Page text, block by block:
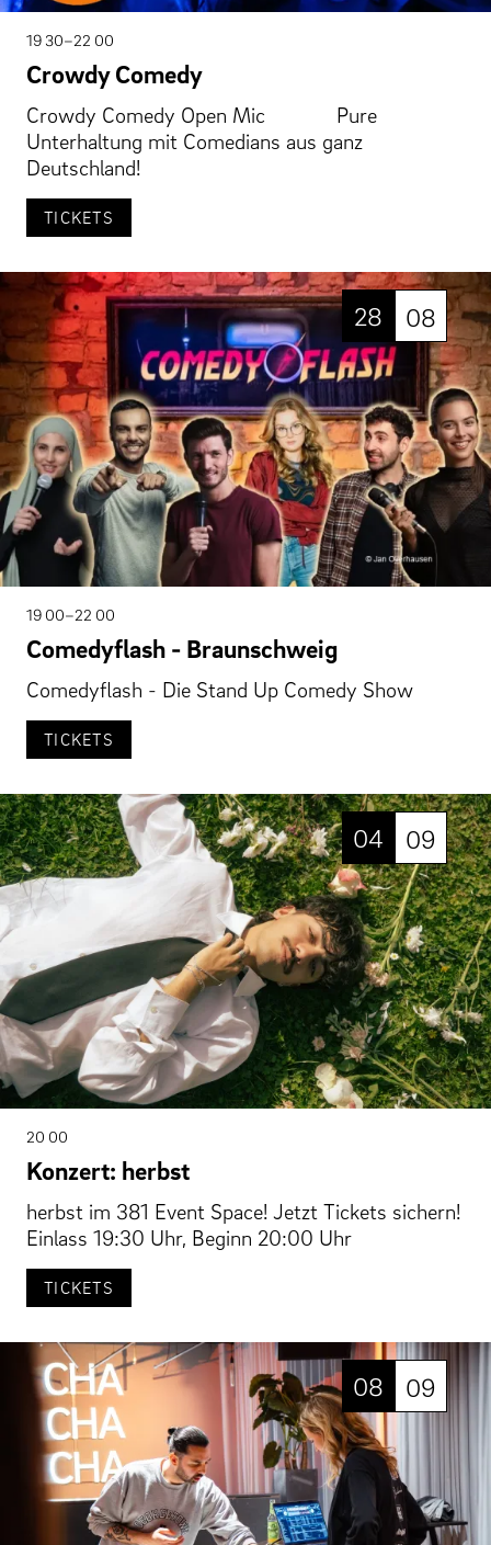
19 30–22 00
Crowdy Comedy
Crowdy Comedy Open Mic Pure
Unterhaltung mit Comedians aus ganz
Deutschland!
TICKETS
28 08
19 00–22 00
Comedyflash - Braunschweig
Comedyflash - Die Stand Up Comedy Show
TICKETS
04 09
20 00
Konzert: herbst
herbst im 381 Event Space! Jetzt Tickets sichern!
Einlass 19:30 Uhr, Beginn 20:00 Uhr
TICKETS
08 09